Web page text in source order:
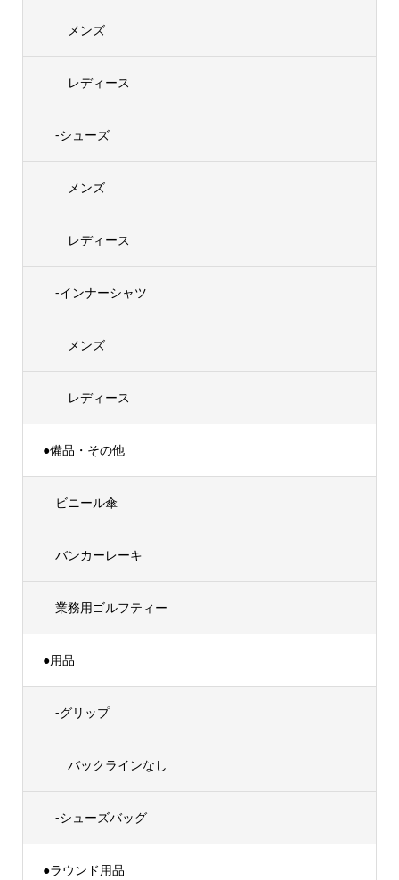
メンズ
レディース
-シューズ
メンズ
レディース
-インナーシャツ
メンズ
レディース
●備品・その他
ビニール傘
バンカーレーキ
業務用ゴルフティー
●用品
-グリップ
バックラインなし
-シューズバッグ
●ラウンド用品